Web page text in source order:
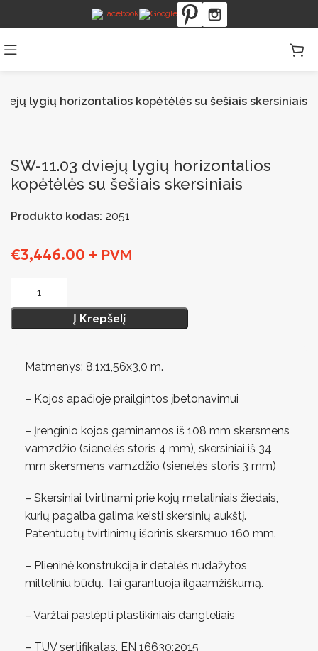
lygių horizontalios kopėtėlės su šešiais skersiniais
SW-11.03 dviejų lygių horizontalios
kopėtėlės su šešiais skersiniais
Produkto kodas: 2051
€3,446.00 + PVM
Į Krepšelį
Matmenys: 8,1х1,56х3,0 m.
– Kojos apačioje prailgintos įbetonavimui
– Įrenginio kojos gaminamos iš 108 mm skersmens
vamzdžio (sienelės storis 4 mm), skersiniai iš 34
mm skersmens vamzdžio (sienelės storis 3 mm)
– Skersiniai tvirtinami prie kojų metaliniais žiedais,
kurių pagalba galima keisti skersinių aukštį.
Patentuotų tvirtinimų išorinis skersmuo 160 mm.
– Plieninė konstrukcija ir detalės nudažytos
milteliniu būdų. Tai garantuoja ilgaamžiškumą.
– Varžtai paslėpti plastikiniais dangteliais
– TUV sertifikatas. EN 16630:2015